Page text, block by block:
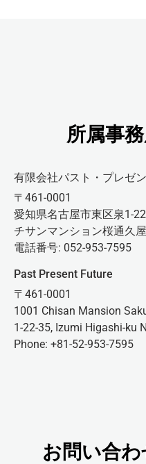
所属事
有限会社パスト・プレゼ
〒461-0001
愛知県名古屋市東区泉1-
チサンマンション桜通久
電話番号: 052-953-7595
Past Present Future
〒461-0001
1001 Chisan Mansion
1-22-35, Izumi Higashi-ku
Phone: +81-52-953-7595
お問い合